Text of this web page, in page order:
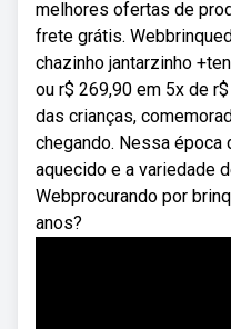
melhores ofertas de
frete grátis.
chazinho jantarzinho
ou r$ 269,90 em 5x de
das crianças,
chegando. Nessa época
aquecido e a variedade
Webprocurando por
anos?